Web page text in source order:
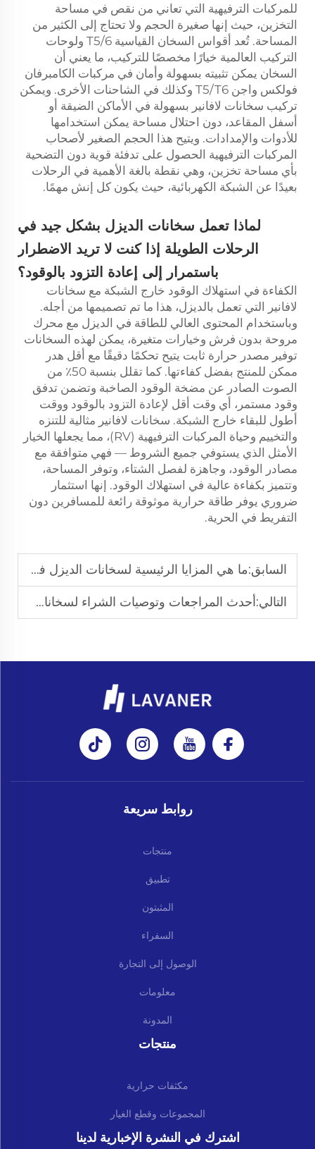
للمركبات الترفيهية التي تعاني من نقص في مساحة
التخزين، حيث إنها صغيرة الحجم ولا تحتاج إلى الكثير من
المساحة. تُعد أقواس السخان القياسية T5/6 ولوحات
التركيب العالمية خيارًا مخصصًا للتركيب، ما يعني أن
السخان يمكن تثبيته بسهولة وأمان في مركبات الكامبرفان
فولكس واجن T5/T6 وكذلك في الشاحنات الأخرى. ويمكن
تركيب سخانات لافانير بسهولة في الأماكن الضيقة أو
أسفل المقاعد، دون احتلال مساحة يمكن استخدامها
للأدوات والإمدادات. ويتيح هذا الحجم الصغير لأصحاب
المركبات الترفيهية الحصول على تدفئة قوية دون التضحية
بأي مساحة تخزين، وهي نقطة بالغة الأهمية في الرحلات
بعيدًا عن الشبكة الكهربائية، حيث يكون كل إنش مهمًا.
لماذا تعمل سخانات الديزل بشكل جيد في
الرحلات الطويلة إذا كنت لا تريد الاضطرار
باستمرار إلى إعادة التزود بالوقود؟
الكفاءة في استهلاك الوقود خارج الشبكة مع سخانات
لافانير التي تعمل بالديزل، هذا ما تم تصميمها من أجله.
وباستخدام المحتوى العالي للطاقة في الديزل مع محرك
مروحة بدون فرش وخيارات متغيرة، يمكن لهذه السخانات
توفير مصدر حرارة ثابت يتيح تحكمًا دقيقًا مع أقل هدر
ممكن للمنتج بفضل كفاءتها. كما تقلل بنسبة 50٪ من
الصوت الصادر عن مضخة الوقود الصاخبة وتضمن تدفق
وقود مستمر، أي وقت أقل لإعادة التزود بالوقود ووقت
أطول للبقاء خارج الشبكة. سخانات لافانير مثالية للتنزه
والتخييم وحياة المركبات الترفيهية (RV)، مما يجعلها الخيار
الأمثل الذي يستوفي جميع الشروط — فهي متوافقة مع
مصادر الوقود، وجاهزة لفصل الشتاء، وتوفر المساحة،
وتتميز بكفاءة عالية في استهلاك الوقود. إنها استثمار
ضروري يوفر طاقة حرارية موثوقة رائعة للمسافرين دون
التفريط في الحرية.
السابق:ما هي المزايا الرئيسية لسخانات الديزل في تسخين الشاحنة أو ورشة العمل
التالي:أحدث المراجعات وتوصيات الشراء لسخانات الهواء الديزل لعام 2025
روابط سريعة
منتجات
تطبيق
المثبتون
السفراء
الوصول إلى التجارة
معلومات
المدونة
منتجات
مكثفات حرارية
المجموعات وقطع الغيار
اشترك في النشرة الإخبارية لدينا